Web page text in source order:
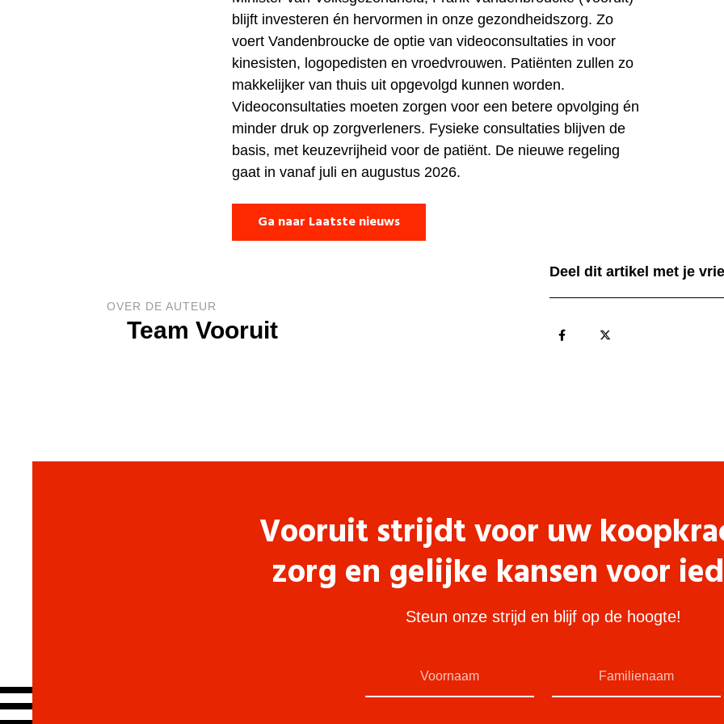
blijft investeren én hervormen in onze gezondheidszorg. Zo
voert Vandenbroucke de optie van videoconsultaties in voor
kinesisten, logopedisten en vroedvrouwen. Patiënten zullen zo
makkelijker van thuis uit opgevolgd kunnen worden.
Videoconsultaties moeten zorgen voor een betere opvolging én
minder druk op zorgverleners. Fysieke consultaties blijven de
basis, met keuzevrijheid voor de patiënt. De nieuwe regeling
gaat in vanaf juli en augustus 2026.
Ga naar Laatste nieuws
OVER DE AUTEUR
Team Vooruit
Deel dit artikel met je
Vooruit strijdt voor uw
zorg en gelijke kansen voor
Steun onze strijd en blijf op de hoogte!